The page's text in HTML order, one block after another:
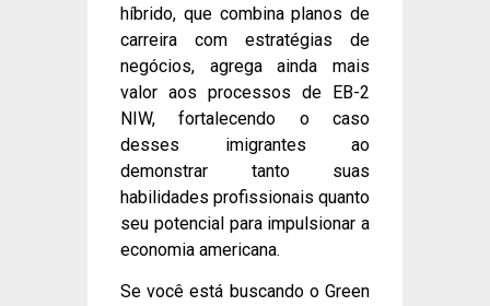
híbrido, que combina planos de
carreira com estratégias de
negócios, agrega ainda mais
valor aos processos de EB-2
NIW, fortalecendo o caso
desses imigrantes ao
demonstrar tanto suas
habilidades profissionais quanto
seu potencial para impulsionar a
economia americana.
Se você está buscando o Green